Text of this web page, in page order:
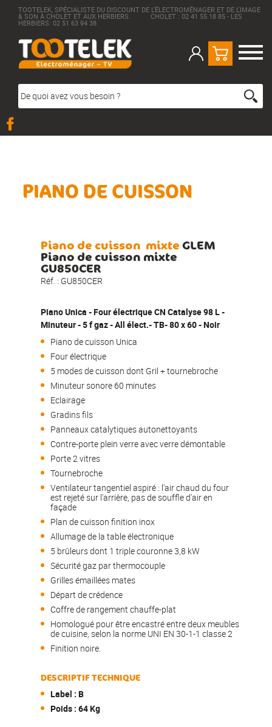
TOOTELEK, SPÉCIALISTE DU DISCOUNT DE L'ÉLECTROMÉNAGER ET DE L'IMAGE
& SON À CHOLET ET AUX HERBIERS. CHOLET : 02 41 55 18 85 - LES
HERBIERS: 02 51 63 94 38
PIANO DE CUISSON
Piano de cuisson mixte GLEM
Piano de cuisson mixte
GU850CER
Réf. : GU850CER
Piano Unica - Four électrique CN Catalyse 98 L -
Minuteur - 5 f gaz - All élect.- TB- 80 x 60 - Noir
Piano de cuisson Unica
Four électrique
5 modes de cuisson dont Gril + tournebroche
Minuteur sonore 60 minutes
Eclairage
Gradins fils
Panneaux catalytiques autonettoyants
Contre-porte plein verre avec verre démontable
Porte 2 vitres
Tournebroche
Ventilateur tangentiel aspiré : l'air chaud du four
est rejeté sur l'arrière, pas de souffle d'air en
façade
Plan de cuisson finition inox
Allumage de la table électronique
5 brûleurs dont 1 triple couronne 3,8 kW
Sécurité gaz par thermocouple
Grilles émaillées mates
Départ de crédence
Coffre de rangement chauffe-plat
Homologué pour être encastré entre deux meubles
de cuisine, selon la norme UNI EN 30-1-1 classe 2
Finition noire.
DESCRIPTIF TECHNIQUE
Label : B
Poids : 64 Kg